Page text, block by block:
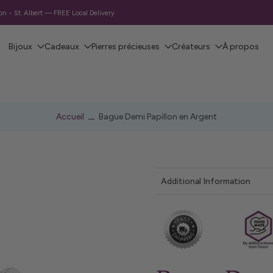
• St. Albert — FREE Local Delivery
Bijoux Cadeaux Pierres précieuses Créateurs À propos
Accueil Bague Demi Papillon en Argent
Additional Information